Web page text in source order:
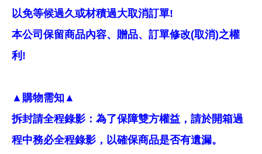
以免等候過久或材積過大取消訂單!
本公司保留商品內容、贈品、訂單修改(取消)之權
利!
▲購物需知▲
拆封請全程錄影：為了保障雙方權益，請於開箱過
程中務必全程錄影，以確保商品是否有遺漏。